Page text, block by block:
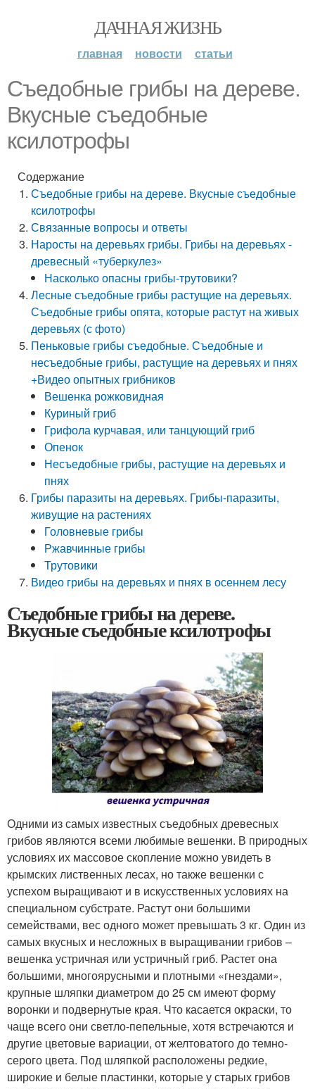
ДАЧНАЯ ЖИЗНЬ
главная новости статьи
Съедобные грибы на дереве.
Вкусные съедобные
ксилотрофы
Содержание
Съедобные грибы на дереве. Вкусные съедобные
ксилотрофы
Связанные вопросы и ответы
Наросты на деревьях грибы. Грибы на деревьях -
древесный «туберкулез»
Насколько опасны грибы-трутовики?
Лесные съедобные грибы растущие на деревьях.
Съедобные грибы опята, которые растут на живых
деревьях (с фото)
Пеньковые грибы съедобные. Съедобные и
несъедобные грибы, растущие на деревьях и пнях
+Видео опытных грибников
Вешенка рожковидная
Куриный гриб
Грифола курчавая, или танцующий гриб
Опенок
Несъедобные грибы, растущие на деревьях и
пнях
Грибы паразиты на деревьях. Грибы-паразиты,
живущие на растениях
Головневые грибы
Ржавчинные грибы
Трутовики
Видео грибы на деревьях и пнях в осеннем лесу
Съедобные грибы на дереве.
Вкусные съедобные ксилотрофы
Одними из самых известных съедобных древесных
грибов являются всеми любимые вешенки. В природных
условиях их массовое скопление можно увидеть в
крымских лиственных лесах, но также вешенки с
успехом выращивают и в искусственных условиях на
специальном субстрате. Растут они большими
семействами, вес одного может превышать 3 кг. Один из
самых вкусных и несложных в выращивании грибов –
вешенка устричная или устричный гриб. Растет она
большими, многоярусными и плотными «гнездами»,
крупные шляпки диаметром до 25 см имеют форму
воронки и подвернутые края. Что касается окраски, то
чаще всего они светло-пепельные, хотя встречаются и
другие цветовые вариации, от желтоватого до темно-
серого цвета. Под шляпкой расположены редкие,
широкие и белые пластинки, которые у старых грибов